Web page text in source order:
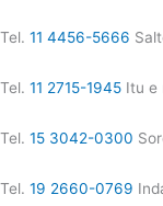
Tel. 11 4456-5666
Tel. 11 2715-1945 Itu e
Tel. 15 3042-0300
Tel. 19 2660-0769